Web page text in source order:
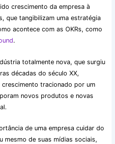
crescimento da empresa à
que tangibilizam uma estratégia
acontece com as OKRs, como
.
totalmente nova, que surgiu
décadas do século XX,
tracionado por um
novos produtos e novas
de uma empresa cuidar do
mesmo de suas mídias sociais,